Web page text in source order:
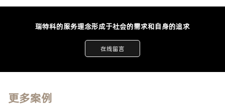
瑞特科的服务理念形成于社会的需求和自身的追求
在线留言
更多案例